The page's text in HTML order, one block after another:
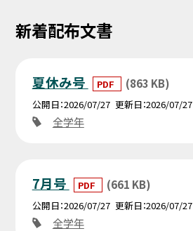
新着配布文書
夏休み号 PDF (863 KB)
公開日 2026/07/27 更新日 2026/07/27
全学年
7月号 PDF (661 KB)
公開日 2026/07/27 更新日 2026/07/27
全学年